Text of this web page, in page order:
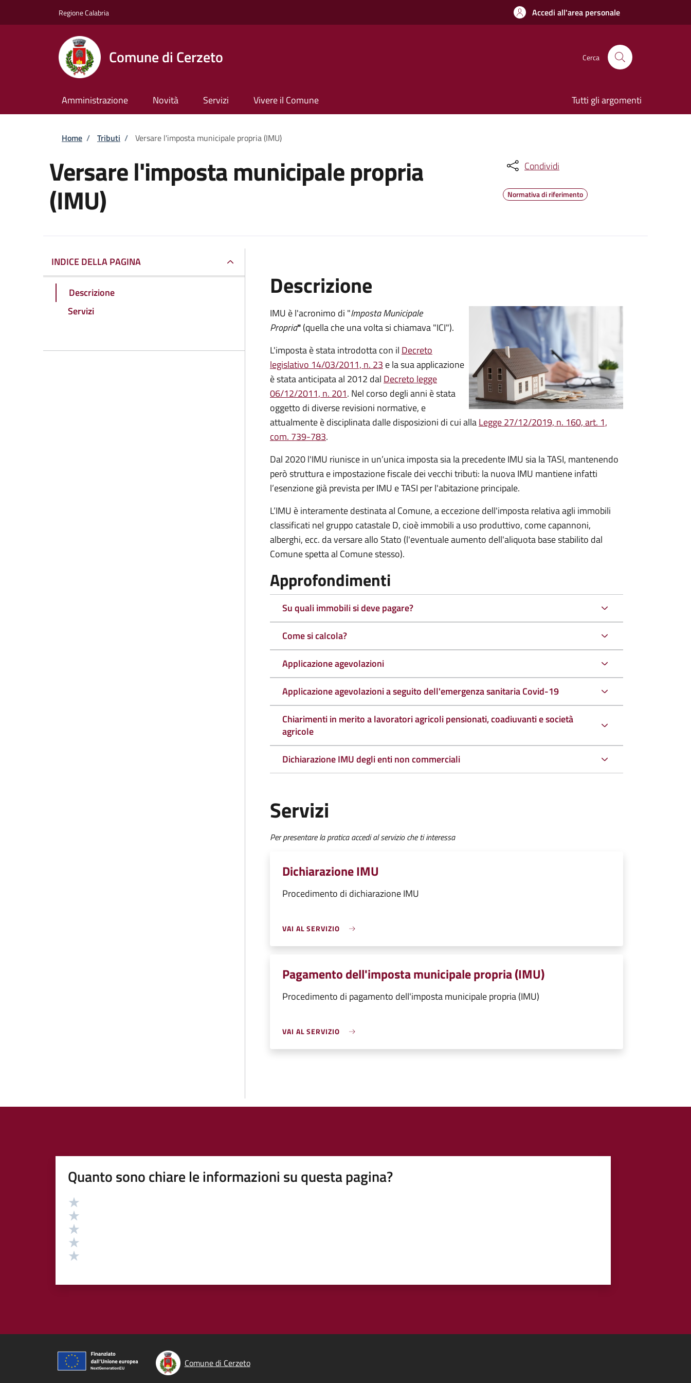
Regione Calabria Accedi all'area personale
Comune di Cerzeto Cerca
Amministrazione Novità Servizi Vivere il Comune Tutti gli argomenti
Briciole di pane
Home / Tributi / Versare l'imposta municipale propria (IMU)
Versare l'imposta municipale propria
(IMU)
Condividi
Normativa di riferimento
INDICE DELLA PAGINA
Descrizione
Servizi
Descrizione
IMU è l'acronimo di "Imposta Municipale
Propria"(quella che una volta si chiamava "ICI").
L'imposta è stata introdotta con il Decreto
legislativo 14/03/2011, n. 23 e la sua applicazione
è stata anticipata al 2012 dal Decreto legge
06/12/2011, n. 201. Nel corso degli anni è stata
oggetto di diverse revisioni normative, e
attualmente è disciplinata dalle disposizioni di cui allaLegge 27/12/2019, n. 160, art. 1,
com. 739-783.
Dal 2020 l'IMU riunisce in un’unica imposta sia la precedente IMU sia la TASI, mantenendo
però struttura e impostazione fiscale dei vecchi tributi: la nuova IMU mantiene infatti
l’esenzione già prevista per IMU e TASI per l'abitazione principale.
L’IMU è interamente destinata al Comune, a eccezione dell'imposta relativa agli immobili
classificati nel gruppo catastale D, cioè immobili a uso produttivo, come capannoni,
alberghi, ecc. da versare allo Stato (l'eventuale aumento dell'aliquota base stabilito dal
Comune spetta al Comune stesso).
Approfondimenti
Su quali immobili si deve pagare?
Come si calcola?
Applicazione agevolazioni
Applicazione agevolazioni a seguito dell'emergenza sanitaria Covid-19
Chiarimenti in merito a lavoratori agricoli pensionati, coadiuvanti e società
agricole
Dichiarazione IMU degli enti non commerciali
Servizi
Per presentare la pratica accedi al servizio che ti interessa
Dichiarazione IMU
Procedimento di dichiarazione IMU
VAI AL SERVIZIO
Pagamento dell'imposta municipale propria (IMU)
Procedimento di pagamento dell'imposta municipale propria (IMU)
VAI AL SERVIZIO
Quanto sono chiare le informazioni su questa pagina?
Valutazione
Comune di Cerzeto